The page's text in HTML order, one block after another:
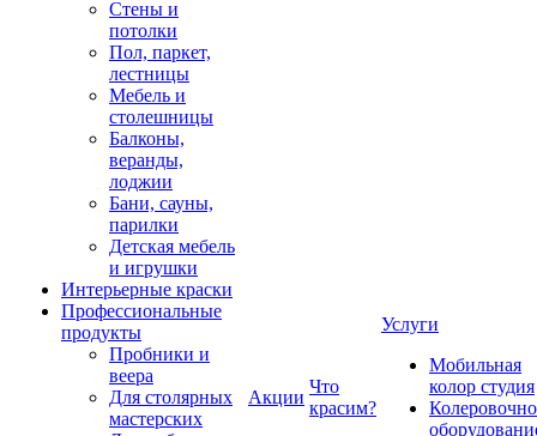
Стены и
потолки
Пол, паркет,
лестницы
Мебель и
столешницы
Балконы,
веранды,
лоджии
Бани, сауны,
парилки
Детская мебель
и игрушки
Интерьерные краски
Профессиональные
продукты
Пробники и
веера
Для столярных
мастерских
Акции
Что
красим?
Услуги
Мобильная
колор студия